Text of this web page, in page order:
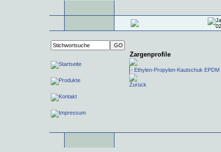
Zargenprofile
- Ethylen-Propylen-Kautschuk EPDM
Zurück